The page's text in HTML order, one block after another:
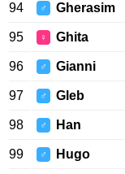
94 ♂ Gherasim
95 ♀ Ghita
96 ♂ Gianni
97 ♂ Gleb
98 ♂ Han
99 ♂ Hugo